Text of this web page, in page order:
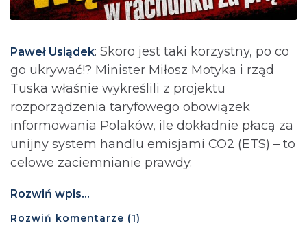
Paweł Usiądek: Skoro jest taki korzystny, po co
go ukrywać!? Minister Miłosz Motyka i rząd
Tuska właśnie wykreślili z projektu
rozporządzenia taryfowego obowiązek
informowania Polaków, ile dokładnie płacą za
unijny system handlu emisjami CO2 (ETS) – to
celowe zaciemnianie prawdy.
Rozwiń wpis...
Rozwiń komentarze (1)